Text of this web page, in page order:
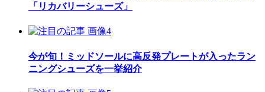
「リカバリーシューズ」
今が旬！ミッドソールに高反発プレートが入ったラン
ニングシューズを一挙紹介